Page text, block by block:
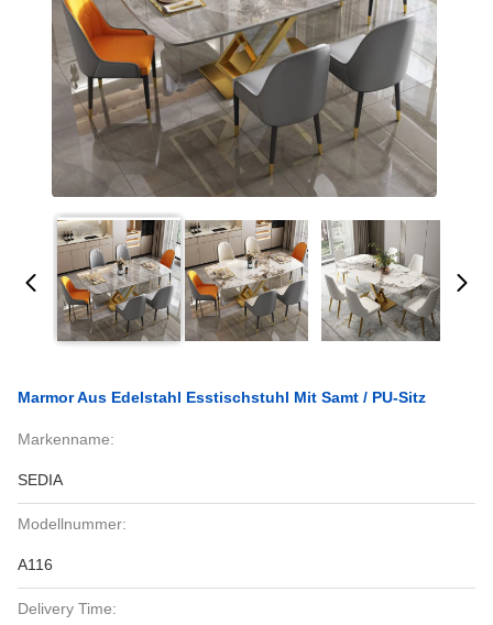
Marmor Aus Edelstahl Esstischstuhl Mit Samt / PU-Sitz
Markenname:
SEDIA
Modellnummer:
A116
Delivery Time: